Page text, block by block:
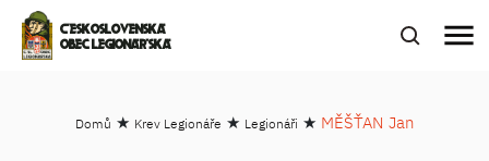
ČESKOSLOVENSKÁ
OBEC LEGIONÁŘSKÁ
menu
Domů ★ Krev Legionáře ★ Legionáři ★ MĚŠŤAN Jan